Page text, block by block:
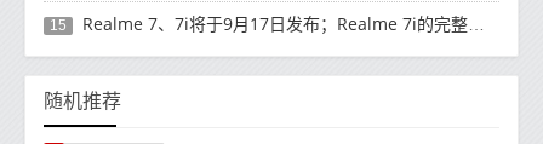
15 Realme 7、7i将于9月17日发布；Realme 7i的完整规格并导致泄漏
随机推荐